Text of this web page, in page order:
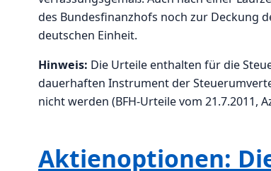
des Bundesfinanzhofs noch zur Deckung
deutschen Einheit.
Hinweis: Die Urteile enthalten für die
dauerhaften Instrument der
nicht werden (BFH-Urteile vom 21.7.2011,
Aktienoptionen: